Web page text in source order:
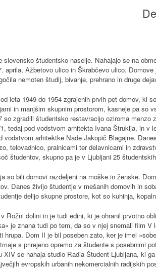
študentsko naselje. Nahajajo se na
Ažbetovo ulico in Škrabčevo ulico.
nemoten študij, bivanje, prehrano in druge
leta 1949 do 1954 zgrajenih prvih pet domov, ki
in manjšim skupnim prostorom, kasneje pa so
zgradili študentsko restavracijo oziroma
tedaj pod vodstvom arhitekta Ivana Štruklja, in v
vodstvom arhitektke Nade Jakopič Blagajne.
telovadnico, pralnicami ter delavnicami in
študentov, skupno pa je v Ljubljani 25
so bili domovi razdeljeni na moške in ženske.
Danes živijo študentje v mešanih domovih in
delijo skupne prostore, kot so kuhinja,
Rožni dolini in je tudi edini, ki je ohranil prvotno
je znana tudi po tem, da so v njej snemali film
hrupa. Dom II je bil poseben zato, ker je imel
s prirejeno opremo za študente s posebnimi
se nahaja studio Radia Študent Ljubljana, ki
evropskih urbanih nekomercialnih radijskih